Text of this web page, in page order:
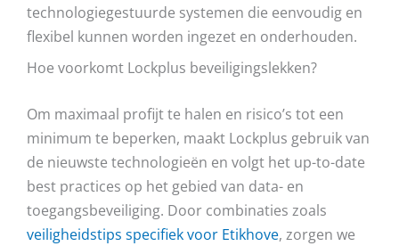
technologiegestuurde systemen die eenvoudig en
flexibel kunnen worden ingezet en onderhouden.
Hoe voorkomt Lockplus beveiligingslekken?
Om maximaal profijt te halen en risico’s tot een
minimum te beperken, maakt Lockplus gebruik van
de nieuwste technologieën en volgt het up-to-date
best practices op het gebied van data- en
toegangsbeveiliging. Door combinaties zoals
veiligheidstips specifiek voor Etikhove, zorgen we